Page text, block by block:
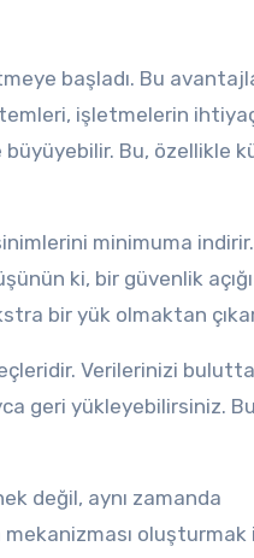
başladı. Bu
işletmelerin
Bu, özellikle
minimuma
ki, bir güvenlik
bir yük olmaktan
Verilerinizi bulutta
geri yükleyebilirsiniz.
değil, aynı zamanda
oluşturmak